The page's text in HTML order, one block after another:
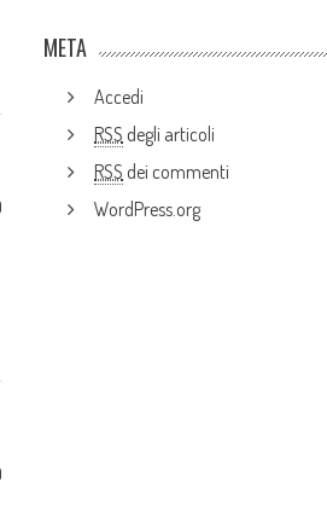
META
Accedi
RSS degli articoli
RSS dei commenti
WordPress.org